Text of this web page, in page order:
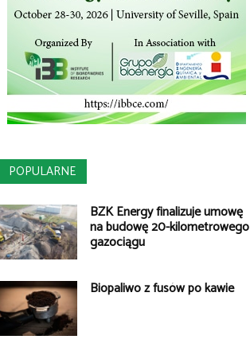
POPULARNE
BZK Energy finalizuje umowę
na budowę 20-kilometrowego
gazociągu
Biopaliwo z fusów po kawie